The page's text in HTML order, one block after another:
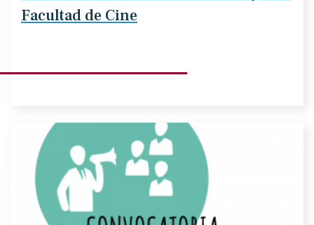
Facultad de Cine